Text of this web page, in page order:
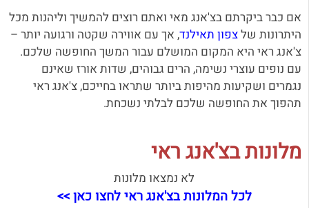
אם כבר ביקרתם בצ'אנג מאי ואתם רוצים להמשיך וליהנות מכל
היתרונות שלצפון תאילנד, אך עם אווירה שקטה ורגועה יותר –
צ'אנג ראי היא המקום המושלם עבור המשך החופשה שלכם.
עם נופים עוצרי נשימה, הרים גבוהים, שדות אורז שאינם
נגמרים ושקיעות מהיפות ביותר שתראו בחייכם, צ'אנג ראי
תהפוך את החופשה שלכם לבלתי נשכחת.
מלונות בצ'אנג ראי
לא נמצאו מלונות
לכל המלונות בצ'אנג ראי לחצו כאן >>